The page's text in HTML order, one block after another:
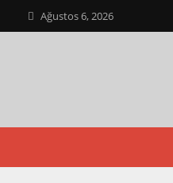
Ağustos 6, 2026